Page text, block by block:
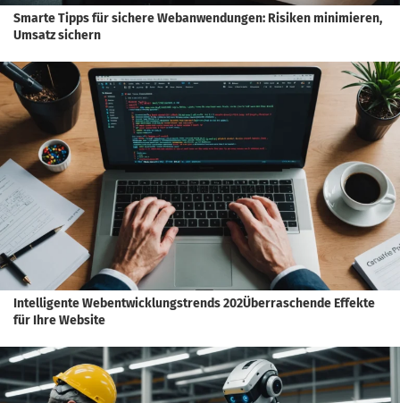
Smarte Tipps für sichere Webanwendungen: Risiken minimieren,
Umsatz sichern
Intelligente Webentwicklungstrends 202Überraschende Effekte
für Ihre Website